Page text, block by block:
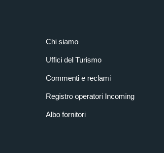
Chi siamo
Uffici del Turismo
Commenti e reclami
Registro operatori Incoming
Albo fornitori